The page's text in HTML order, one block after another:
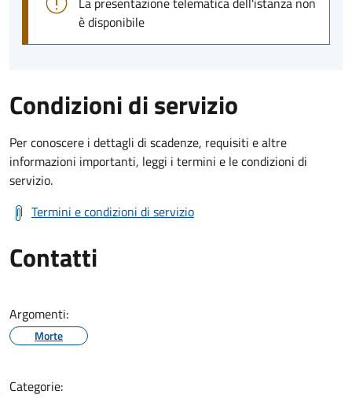
è disponibile
Condizioni di servizio
Per conoscere i dettagli di scadenze, requisiti e altre
informazioni importanti, leggi i termini e le condizioni di
servizio.
Termini e condizioni di servizio
Contatti
Argomenti:
Morte
Categorie: